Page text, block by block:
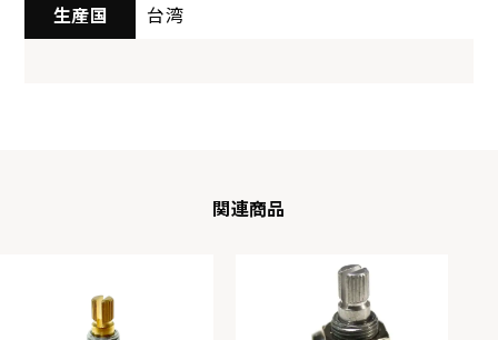
生産国 台湾
関連商品